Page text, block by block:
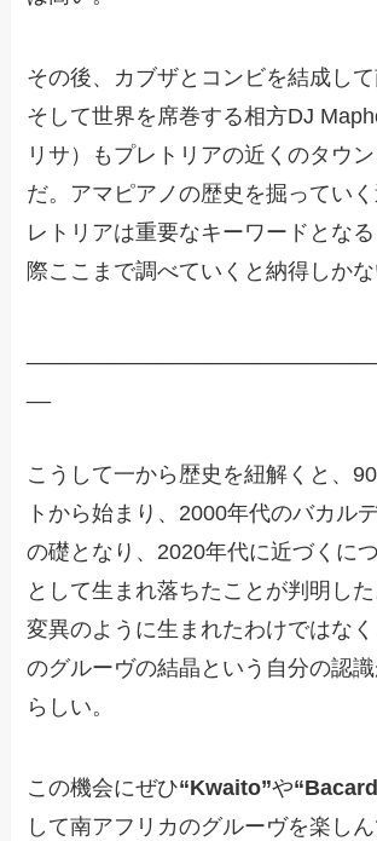
その後、カブザとコンビを結成して
そして世界を席巻する相方DJ
リサ）もプレトリアの近くのタウ
だ。アマピアノの歴史を掘ってい
レトリアは重要なキーワードとな
際ここまで調べていくと納得しかな
こうして一から歴史を紐解くと、
トから始まり、2000年代のバカル
の礎となり、2020年代に近づくに
として生まれ落ちたことが判明し
変異のように生まれたわけではな
のグルーヴの結晶という自分の認
らしい。
この機会にぜひ“Kwaito”や
して南アフリカのグルーヴを楽し